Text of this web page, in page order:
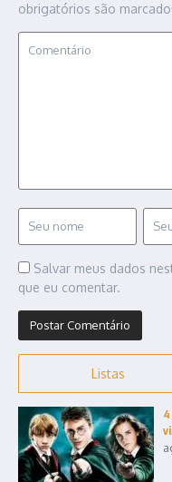
obrigatórios são
Salvar meus dados
que eu comentar.
Listas